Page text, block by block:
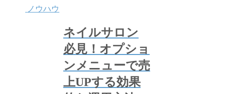
ノウハウ
ネイルサロン
必見！オプショ
ンメニューで売
上UPする効果